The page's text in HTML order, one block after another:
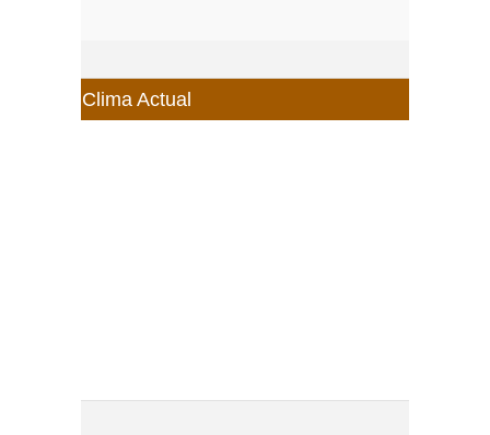
Clima Actual